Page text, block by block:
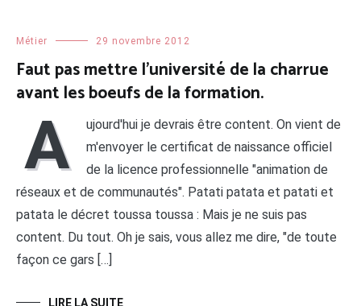
Métier 29 novembre 2012
Faut pas mettre l’université de la charrue
avant les boeufs de la formation.
A
ujourd'hui je devrais être content. On vient de
m'envoyer le certificat de naissance officiel
de la licence professionnelle "animation de
réseaux et de communautés". Patati patata et patati et
patata le décret toussa toussa : Mais je ne suis pas
content. Du tout. Oh je sais, vous allez me dire, "de toute
façon ce gars […]
LIRE LA SUITE